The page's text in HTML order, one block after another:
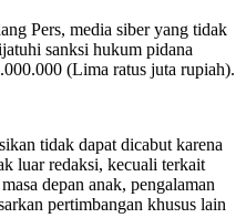
Pers, media siber yang tidak
sanksi hukum pidana
(Lima ratus juta rupiah).
tidak dapat dicabut karena
luar redaksi, kecuali terkait
depan anak, pengalaman
pertimbangan khusus lain